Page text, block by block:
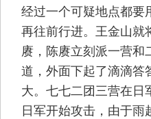
经过一个可疑地点都要
再往前行进。王金山就
赓，陈赓立刻派一营
道，外面下起了滴滴答
大。七七二团三营在
日军开始攻击，由于